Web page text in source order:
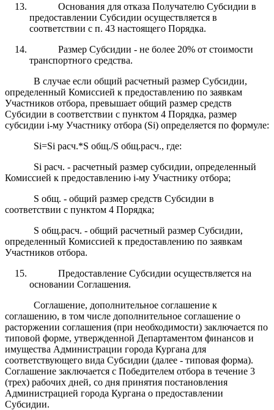
Основания для отказа Получателю Субсидии в
предоставлении Субсидии осуществляется в
соответствии с п. 43 настоящего Порядка.
Размер Субсидии - не более 20% от стоимости
транспортного средства.
В случае если общий расчетный размер Субсидии,
определенный Комиссией к предоставлению по заявкам
Участников отбора, превышает общий размер средств
Субсидии в соответствии с пунктом 4 Порядка, размер
субсидии i-му Участнику отбора (Si) определяется по формуле:
Si=Si расч.*S общ./S общ.расч., где:
Si расч. - расчетный размер субсидии, определенный
Комиссией к предоставлению i-му Участнику отбора;
S общ. - общий размер средств Субсидии в
соответствии с пунктом 4 Порядка;
S общ.расч. - общий расчетный размер Субсидии,
определенный Комиссией к предоставлению по заявкам
Участников отбора.
Предоставление Субсидии осуществляется на
основании Соглашения.
Соглашение, дополнительное соглашение к
соглашению, в том числе дополнительное соглашение о
расторжении соглашения (при необходимости) заключается по
типовой форме, утвержденной Департаментом финансов и
имущества Администрации города Кургана для
соответствующего вида Субсидии (далее - типовая форма).
Соглашение заключается с Победителем отбора в течение 3
(трех) рабочих дней, со дня принятия постановления
Администрацией города Кургана о предоставлении
Субсидии.